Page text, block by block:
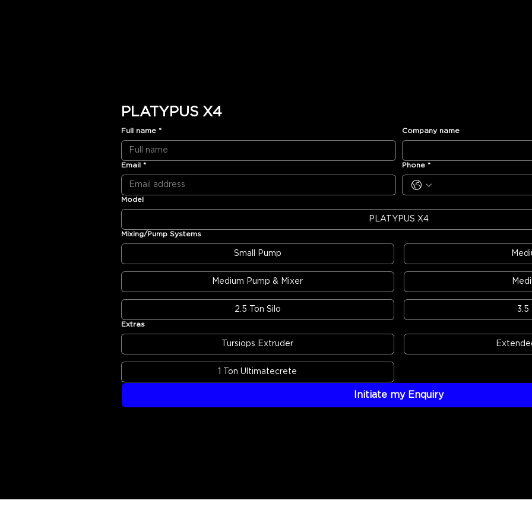
PLATYPUS X4
Full name * Company name
Email * Phone *
Model
PLATYPUS X4
Mixing/Pump Systems
Small Pump
Medium Pump & Mixer
2.5 Ton Silo 3.5
Extras
Tursiops Extruder
1 Ton Ultimatecrete
Initiate my Enquiry